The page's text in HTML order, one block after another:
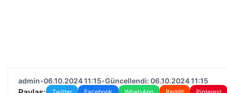
admin•06.10.2024 11:15•Güncellendi: 06.10.2024 11:15